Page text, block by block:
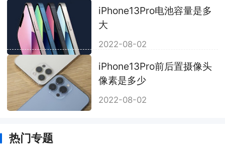
iPhone13Pro电池容量是多
大
2022-08-02
iPhone13Pro前后置摄像头
像素是多少
2022-08-02
热门专题